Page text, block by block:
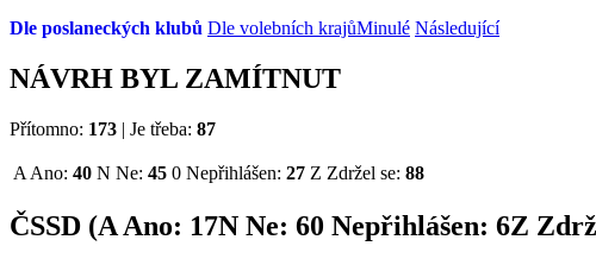
Dle poslaneckých klubů Dle volebních krajůMinulé Následující
NÁVRH BYL ZAMÍTNUT
Přítomno: 173 | Je třeba: 87
A Ano: 40 N Ne: 45 0 Nepřihlášen: 27 Z Zdržel se: 88
ČSSD (AAno: 17N Ne: 60 Nepřihlášen: 6Z